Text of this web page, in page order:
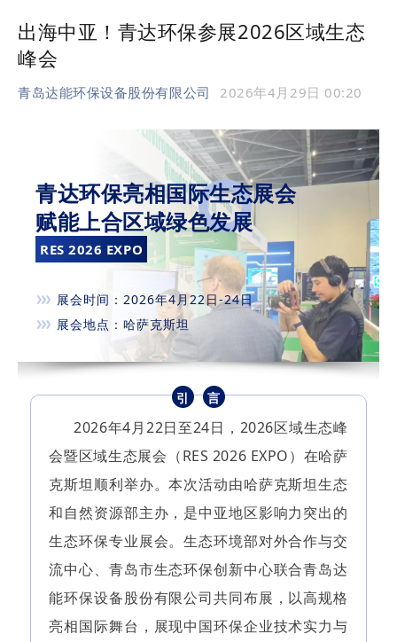
出海中亚！青达环保参展2026区域生态
峰会
青岛达能环保设备股份有限公司 2026年4月29日 00:20
青达环保亮相国际生态展会
赋能上合区域绿色发展
RES 2026 EXPO
展会时间：2026年4月22日-24日
展会地点：哈萨克斯坦
引 言
2026年4月22日至24日，2026区域生态峰
会暨区域生态展会（RES 2026 EXPO）在哈萨
克斯坦顺利举办。本次活动由哈萨克斯坦生态
和自然资源部主办，是中亚地区影响力突出的
生态环保专业展会。生态环境部对外合作与交
流中心、青岛市生态环保创新中心联合青岛达
能环保设备股份有限公司共同布展，以高规格
亮相国际舞台，展现中国环保企业技术实力与